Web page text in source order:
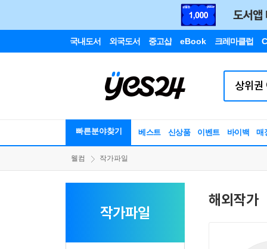
국내도서 외국도서 중고샵 eBook 크레마클럽
빠른분야찾기 베스트 신상품 이벤트 바이백 매
웰컴 작가파일
작가파일
해외작가